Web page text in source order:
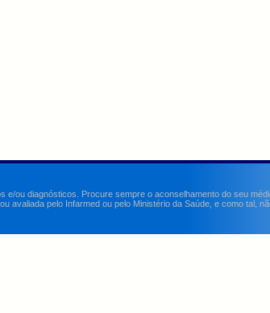
ou diagnósticos. Procure sempre o aconselhamento do seu
pelo Infarmed ou pelo Ministério da Saúde, e como tal,